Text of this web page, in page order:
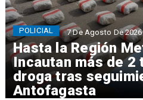
Hasta la Región
Incautan más de 2
droga tras
Antofagasta
POLICIAL 7 De Agosto De 2026